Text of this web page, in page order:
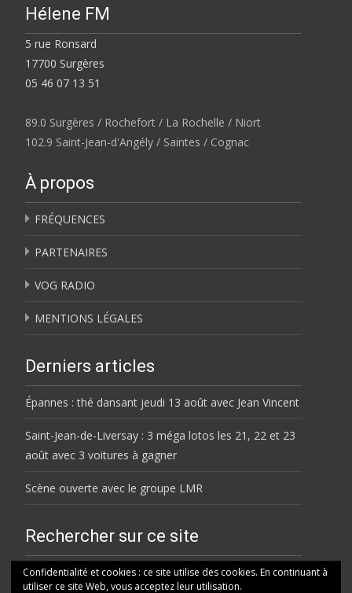
Hélene FM
5 rue Ronsard
17700 Surgères
05 46 07 13 51
89.0 Surgères / Rochefort / La Rochelle / Niort
102.9 Saint-Jean-d'Angély / Saintes / Cognac
À propos
FRÉQUENCES
PARTENAIRES
VOG RADIO
MENTIONS LÉGALES
Derniers articles
Épannes : thé dansant jeudi 13 août avec Jean Vincent
Saint-Jean-de-Liversay : 3 méga lotos les 21, 22 et 23
août avec 3 voitures à gagner
Scène ouverte avec le groupe LMR
Rechercher sur ce site
Rechercher
Confidentialité et cookies : ce site utilise des cookies. En continuant à
utiliser ce site Web, vous acceptez leur utilisation.